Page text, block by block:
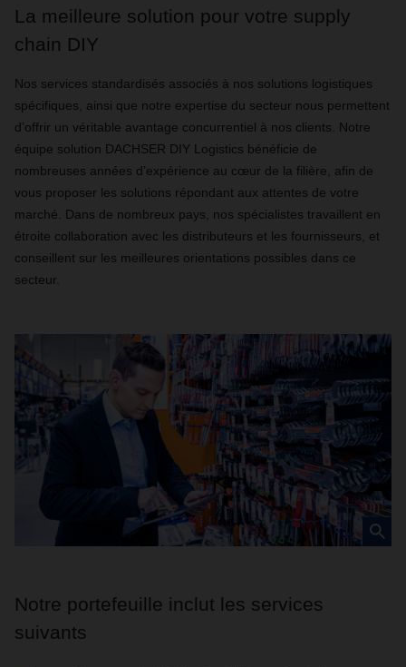
La meilleure solution pour votre supply
chain DIY
Nos services standardisés associés à nos solutions logistiques
spécifiques, ainsi que notre expertise du secteur nous permettent
d’offrir un véritable avantage concurrentiel à nos clients. Notre
équipe solution DACHSER DIY Logistics bénéficie de
nombreuses années d’expérience au cœur de la filière, afin de
vous proposer les solutions répondant aux attentes de votre
marché. Dans de nombreux pays, nos spécialistes travaillent en
étroite collaboration avec les distributeurs et les fournisseurs, et
conseillent sur les meilleures orientations possibles dans ce
secteur.
Notre portefeuille inclut les services
suivants